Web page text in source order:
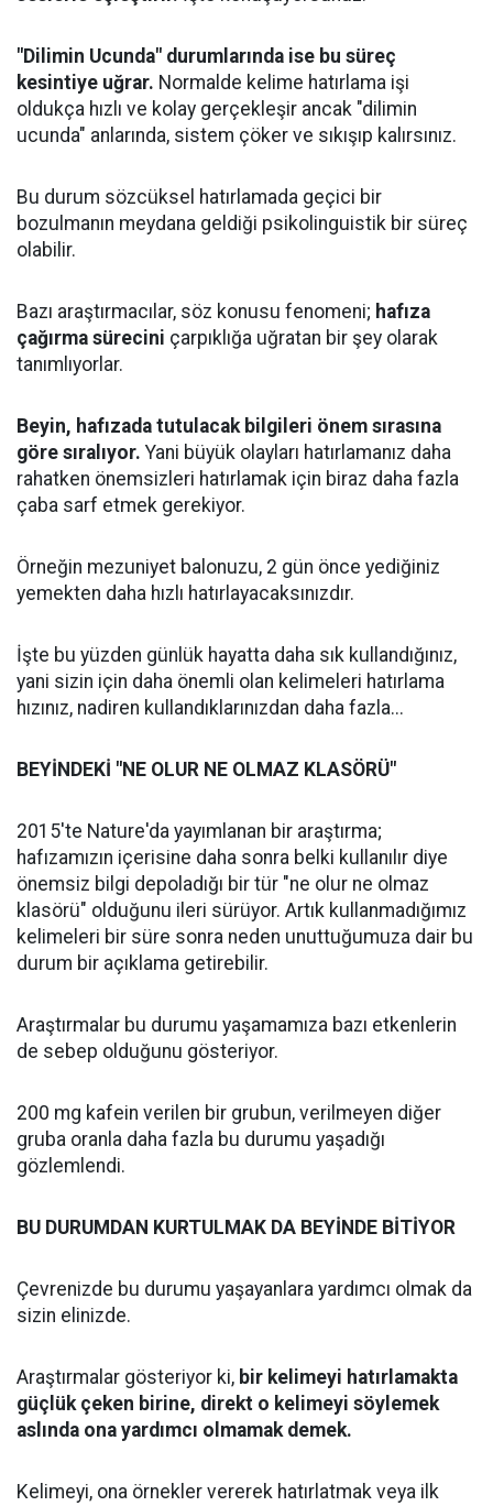
"Dilimin Ucunda" durumlarında ise bu süreç
kesintiye uğrar. Normalde kelime hatırlama işi
oldukça hızlı ve kolay gerçekleşir ancak "dilimin
ucunda" anlarında, sistem çöker ve sıkışıp kalırsınız.
Bu durum sözcüksel hatırlamada geçici bir
bozulmanın meydana geldiği psikolinguistik bir süreç
olabilir.
Bazı araştırmacılar, söz konusu fenomeni; hafıza
çağırma sürecini çarpıklığa uğratan bir şey olarak
tanımlıyorlar.
Beyin, hafızada tutulacak bilgileri önem sırasına
göre sıralıyor. Yani büyük olayları hatırlamanız daha
rahatken önemsizleri hatırlamak için biraz daha fazla
çaba sarf etmek gerekiyor.
Örneğin mezuniyet balonuzu, 2 gün önce yediğiniz
yemekten daha hızlı hatırlayacaksınızdır.
İşte bu yüzden günlük hayatta daha sık kullandığınız,
yani sizin için daha önemli olan kelimeleri hatırlama
hızınız, nadiren kullandıklarınızdan daha fazla...
BEYİNDEKİ "NE OLUR NE OLMAZ KLASÖRÜ"
2015'te Nature'da yayımlanan bir araştırma;
hafızamızın içerisine daha sonra belki kullanılır diye
önemsiz bilgi depoladığı bir tür "ne olur ne olmaz
klasörü" olduğunu ileri sürüyor. Artık kullanmadığımız
kelimeleri bir süre sonra neden unuttuğumuza dair bu
durum bir açıklama getirebilir.
Araştırmalar bu durumu yaşamamıza bazı etkenlerin
de sebep olduğunu gösteriyor.
200 mg kafein verilen bir grubun, verilmeyen diğer
gruba oranla daha fazla bu durumu yaşadığı
gözlemlendi.
BU DURUMDAN KURTULMAK DA BEYİNDE BİTİYOR
Çevrenizde bu durumu yaşayanlara yardımcı olmak da
sizin elinizde.
Araştırmalar gösteriyor ki, bir kelimeyi hatırlamakta
güçlük çeken birine, direkt o kelimeyi söylemek
aslında ona yardımcı olmamak demek.
Kelimeyi, ona örnekler vererek hatırlatmak veya ilk